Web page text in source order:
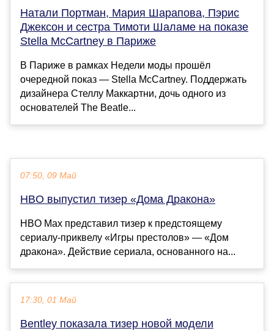
Натали Портман, Мария Шарапова, Пэрис
Джексон и сестра Тимоти Шаламе на показе
Stella McCartney в Париже
В Париже в рамках Недели моды прошёл
очередной показ — Stella McCartney. Поддержать
дизайнера Стеллу Маккартни, дочь одного из
основателей The Beatle...
07:50, 09 Май
HBO выпустил тизер «Дома Дракона»
HBO Max представил тизер к предстоящему
сериалу-приквелу «Игры престолов» — «Дом
дракона». Действие сериала, основанного на...
17:30, 01 Май
Bentley показала тизер новой модели